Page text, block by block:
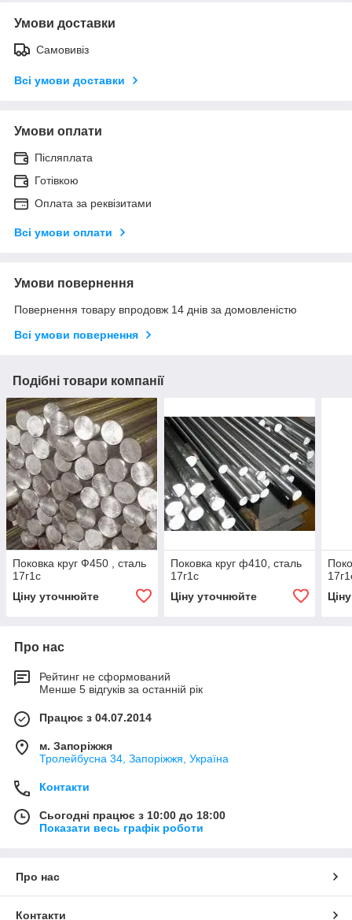
Умови доставки
Самовивіз
Всі умови доставки
Умови оплати
Післяплата
Готівкою
Оплата за реквізитами
Всі умови оплати
Умови повернення
Повернення товару впродовж 14 днів за домовленістю
Всі умови повернення
Подібні товари компанії
Поковка круг Ф450 , сталь
17г1с
Ціну уточнюйте
Поковка круг ф410, сталь
17г1с
Ціну уточнюйте
Про нас
Рейтинг не сформований
Менше 5 відгуків за останній рік
Працює з 04.07.2014
м. Запоріжжя
Тролейбусна 34, Запоріжжя, Україна
Контакти
Сьогодні працює з 10:00 до 18:00
Показати весь графік роботи
Про нас
Контакти